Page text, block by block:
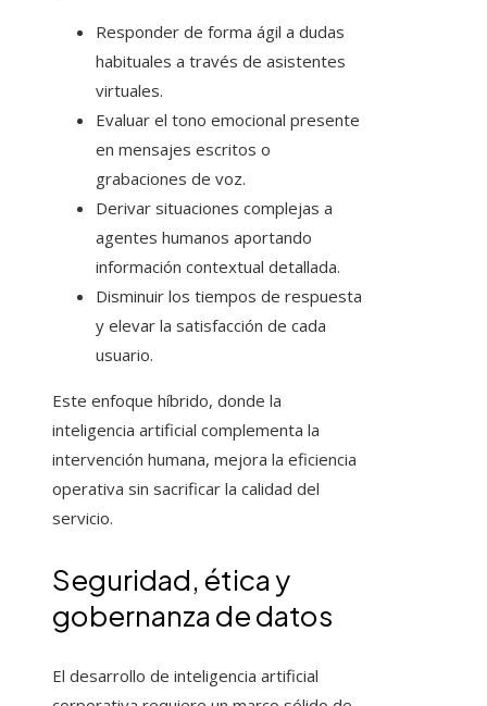
Responder de forma ágil a dudas
habituales a través de asistentes
virtuales.
Evaluar el tono emocional presente
en mensajes escritos o
grabaciones de voz.
Derivar situaciones complejas a
agentes humanos aportando
información contextual detallada.
Disminuir los tiempos de respuesta
y elevar la satisfacción de cada
usuario.
Este enfoque híbrido, donde la
inteligencia artificial complementa la
intervención humana, mejora la eficiencia
operativa sin sacrificar la calidad del
servicio.
Seguridad, ética y
gobernanza de datos
El desarrollo de inteligencia artificial